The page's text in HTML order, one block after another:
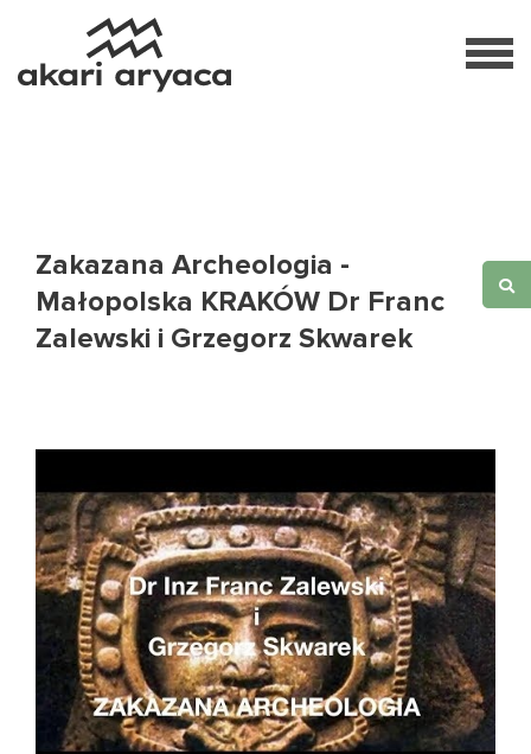
Zakazana Archeologia -
Małopolska KRAKÓW Dr Franc
Zalewski i Grzegorz Skwarek